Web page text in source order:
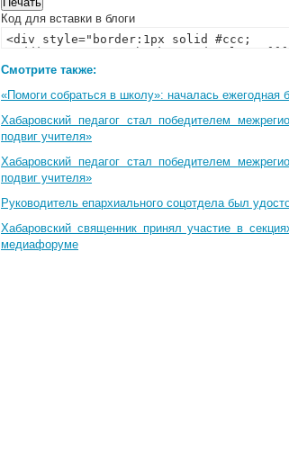
Код для вставки в блоги
Смотрите также:
«Помоги собраться в школу»: началась ежегодная
Хабаровский педагог стал победителем
подвиг учителя»
Хабаровский педагог стал победителем
подвиг учителя»
Руководитель епархиального соцотдела был
Хабаровский священник принял участие в
медиафоруме